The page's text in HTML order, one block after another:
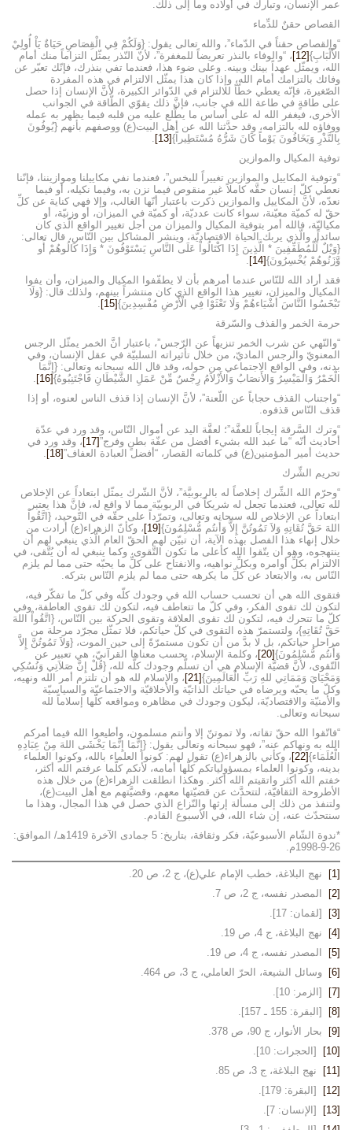
عمر الإنسان، وتبارك في أولاده وما إلى ذلك.
القصاص حقنٌ للدِّماء
“والقصاص حقناً في الدّماء”، والله تعالى يقول: {وَلَكُمْ فِي الْقِصَاصِ حَيَاةٌ يَاْ أُولِيْ
الأَلْبَابِ}[12]
، “والوفاء بالنذر تعريضاً للمغفرة”، لأنّ النّذر يمثّل التزاماً منك أمام
الله، ويمثّل عهداً بينك وبينه. وعلى ضوء هذا، فعندما تفي بنذرك، فإنّك تعبّر عن
وفائك بالتزامك أمام الله، وإذا كان هذا يمثّل الالتزام في هذه المفردة
الصّغيرة، فإنّه يعطي خطّاً للالتزام في الدّوائر الكبيرة، لأنَّ الإنسان إذا حصل
على طاقةٍ في طاعة الله في جانب، فإنَّ ذلك يقوّي الطّاقة في الجوانب
الأخرى، فيغفر الله له على أساس ما يطَّلع عليه من قلبه فيما يظهر به عمله
ووفاؤه لله بالتزامه، وقد حدَّثنا الله عن أهل البيت(ع) ووصفهم بأنهم {يُوفُونَ
بِالنَّذْرِ وَيَخَافُونَ يَوْماً كَانَ شَرُّهُ مُسْتَطِيراً}[13]
.
توفية المكيال والموازين
“وتوفية المكاييل والموازين تغييراً للبخس”، فعندما نفي مكاييلنا وموازيننا، فإنّنا
نعطي كلّ إنسان حقَّه كاملاً غير منقوص فيما نزن به، وفيما نكيله، أو فيما
نعدّه، لأنَّ المكاييل والموازين ذكرت باعتبار أنّها الغالب، وإلا فهي كناية عن كلِّ
حقّ له كميّة معيّنة، سواء كانت عدديّة، أو كميّة في الميزان، أو وزنيّة، أو
مكياليّة، فالله أمر بتوفية المكيال والميزان من أجل تغيير الواقع الّذي كان
سائداً، والّذي يربك الحياة الاقتصاديّة، وينشر المشاكل بين النّاس، قال تعالى:
{وَيْلٌ لِّلْمُطَفِّفِينَ * الَّذِينَ إِذَا اكْتَالُواْ عَلَى النَّاسِ يَسْتَوْفُونَ * وَإِذَا كَالُوهُمْ أَو
وَّزَنُوهُمْ يُخْسِرُونَ}[14]
.
فقد أراد الله للنّاس عندما أمرهم بأن لا يطفّفوا المكيال والميزان، وأن يفوا
المكيال والميزان، تغيير هذا الواقع الذي كان منتشراً بينهم، ولذلك قال: {وَلَا
تَبْخَسُوا النَّاسَ أَشْيَاءهُمْ وَلَا تَعْثَوْا فِي الْأَرْضِ مُفْسِدِينَ}[15]
.
حرمة الخمر والقذف والسّرقة
“والنّهي عن شرب الخمر تنزيهاً عن الرّجس”، باعتبار أنَّ الخمر يمثّل الرجس
المعنويّ والرجس الماديّ، من خلال تأثيراته السلبيّة في عقل الإنسان، وفي
بدنه، وفي الواقع الاجتماعي من حوله، وقد قال الله سبحانه وتعالى: {إِنَّمَا
الْخَمْرُ وَالْمَيْسِرُ وَالأَنصَابُ وَالأَزْلاَمُ رِجْسٌ مِّنْ عَمَلِ الشَّيْطَانِ فَاجْتَنِبُوهُ}[16]
.
“واجتناب القذف حجاباً عن اللّعنة”، لأنَّ الإنسان إذا قذف الناس لعنوه، أو إذا
قذف النّاس قذفوه.
“وترك السَّرقة إيجاباً للعفَّة”؛ لعفَّة اليد عن أموال النّاس، وقد ورد في عدّة
أحاديث أنّه “ما عبد الله بشيء أفضل من عفّة بطنٍ وفرج”[17]
، وقد ورد في
حديث أمير المؤمنين(ع) في كلماته القصار، “أفضل العبادة العفاف”[18]
.
تحريم الشِّرك
“وحرّم الله الشِّرك إخلاصاً له بالربوبيَّة”، لأنَّ الشّرك يمثّل ابتعاداً عن الإخلاص
لله تعالى، فعندما تجعل له شريكاً في الربوبيّة مما لا واقع له، فإنَّ هذا يعتبر
ابتعاداً عن الإخلاص لله سبحانه وتعالى، وتمرّداً على حقّه في التّوحيد، {اتَّقُواْ
اللهَ حَقَّ تُقَاتِهِ وَلاَ تَمُوتُنَّ إِلاَّ وَأَنتُم مُّسْلِمُونَ}[19]
، وكأنّ الزهراء(ع) أرادت من
خلال إنهاء هذا الفصل بهذه الآية، أن تبيّن لهم الحقّ العام الَّذي ينبغي لهم أن
ينتهجوه، وهو أن يتّقوا الله كأعلى ما تكون التَّقوى، وكما ينبغي له أن يُتَّقى، في
الالتزام بكلِّ أوامره وبكلِّ نواهيه، والانفتاح على كلِّ ما يحبّه حتى مما لم يلزم
النّاس به، والابتعاد عن كلِّ ما يكرهه حتى مما لم يلزم النّاس بتركه.
فتقوى الله هي أن تحسب حساب الله في وجودك كلّه وفي كلّ ما تفكّر فيه،
لتكون لك تقوى الفكر، وفي كلّ ما تتعاطف فيه، لتكون لك تقوى العاطفة، وفي
كلّ ما تتحرك فيه، لتكون لك تقوى العلاقة وتقوى الحركة بين النّاس، {اتَّقُواْ اللهَ
حَقَّ تُقَاتِهِ}، ولتستمرّ هذه التقوى في كلّ حياتكم، فلا تمثّل مجرّد مرحلة من
مراحل حياتكم، بل لا بدَّ من أن تكون مستمرّةً إلى حين الموت، {وَلاَ تَمُوتُنَّ إِلاَّ
وَأَنتُم مُّسْلِمُونَ}[20]
، وكلمة الإسلام، بحسب معناها القرآنيّ، هي تعبير عن
التّقوى، لأنَّ قضيَّة الإسلام هي أن تسلّم وجودك كلَّه لله، {قُلْ إِنَّ صَلاَتِي وَنُسُكِي
وَمَحْيَايَ وَمَمَاتِي للهِ رَبِّ الْعَالَمِينَ}[21]
، والإسلام لله هو أن تلتزم أمر الله ونهيه،
وكلّ ما يحبّه ويرضاه في حياتك الذاتيّة والأخلاقيّة والاجتماعيّة والسياسيّة
والأمنيّة والاقتصاديّة، ليكون وجودك في مظاهره ومواقعه كلّها إسلاماً لله
سبحانه وتعالى.
“فاتّقوا الله حقّ تقاته، ولا تموتنّ إلا وأنتم مسلمون، وأطيعوا الله فيما أمركم
الله به ونهاكم عنه”، فهو سبحانه وتعالى يقول: {إِنَّمَا إِنَّمَا يَخْشَى اللهَ مِنْ عِبَادِهِ
الْعُلَمَاء}[22]
، وكأني بالزهراء(ع) تقول لهم: كونوا العلماء بالله، وكونوا العلماء
بدينه، وكونوا العلماء بمسؤولياتكم كلّها أمامه، لأنكم كلّما عرفتم الله أكثر،
خفتم الله أكثر واتقيتم الله أكثر. وهكذا انطلقت الزهراء(ع) من خلال هذه
الأطروحة الثقافيّة، لتتحدَّث عن قضيّتها معهم، وقضيَّتهم مع أهل البيت(ع)،
ولتنفذ من ذلك إلى مسألة إرثها والنّزاع الذي حصل في هذا المجال، وهذا ما
سنتحدّث عنه، إن شاء الله، في الأسبوع القادم.
*ندوة الشّام الأسبوعيّة، فكر وثقافة، بتاريخ: 5 جمادى الآخرة 1419هـ/ الموافق:
26-9-1998م.
[1]
نهج البلاغة، خطب الإمام علي(ع)، ج 2، ص 20.
[2]
المصدر نفسه، ج 2، ص 7.
[3]
[لقمان: 17].
[4]
نهج البلاغة، ج 4، ص 19.
[5]
المصدر نفسه، ج 4، ص 19.
[6]
وسائل الشيعة، الحرّ العاملي، ج 3، ص 464.
[7]
[الزمر: 10].
[8]
[البقرة: 155 ـ 157].
[9]
بحار الأنوار، ج 90، ص 378.
[10]
[الحجرات: 10].
[11]
نهج البلاغة، ج 3، ص 85.
[12]
[البقرة: 179].
[13]
[الإنسان: 7].